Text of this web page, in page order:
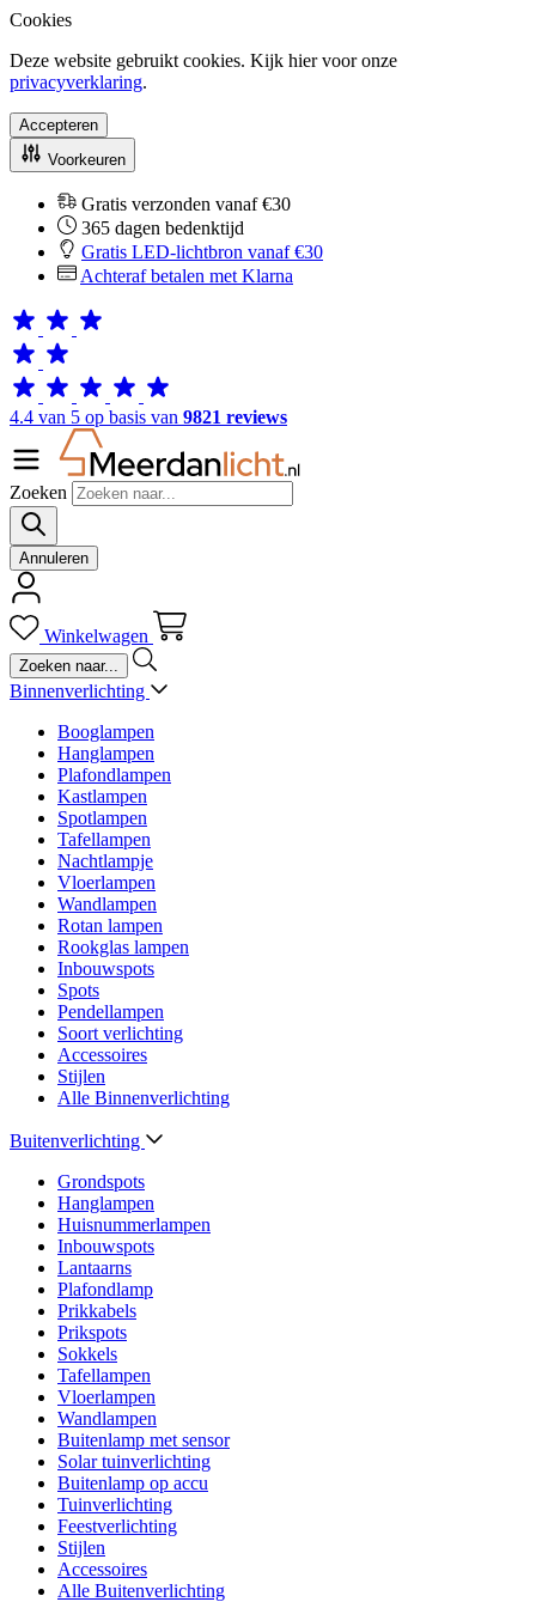
Cookies
Deze website gebruikt cookies. Kijk hier voor onze
privacyverklaring.
Accepteren
Voorkeuren
Gratis verzonden vanaf €30
365 dagen bedenktijd
Gratis LED-lichtbron vanaf €30
Achteraf betalen met Klarna
4.4 van 5 op basis van 9821 reviews
Zoeken
Annuleren
Winkelwagen
Binnenverlichting
Booglampen
Hanglampen
Plafondlampen
Kastlampen
Spotlampen
Tafellampen
Nachtlampje
Vloerlampen
Wandlampen
Rotan lampen
Rookglas lampen
Inbouwspots
Spots
Pendellampen
Soort verlichting
Accessoires
Stijlen
Alle Binnenverlichting
Buitenverlichting
Grondspots
Hanglampen
Huisnummerlampen
Inbouwspots
Lantaarns
Plafondlamp
Prikkabels
Prikspots
Sokkels
Tafellampen
Vloerlampen
Wandlampen
Buitenlamp met sensor
Solar tuinverlichting
Buitenlamp op accu
Tuinverlichting
Feestverlichting
Stijlen
Accessoires
Alle Buitenverlichting